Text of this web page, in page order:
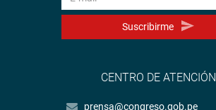
Suscribirme
CENTRO DE ATENCIÓN
prensa@congreso.gob.pe